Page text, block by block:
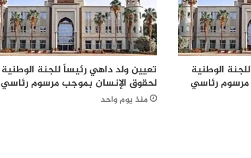
الوطنية
مرسوم رئاسي
تعيين ولد داهي رئيساً للجنة الوطنية
لحقوق الإنسان بموجب مرسوم رئاسي
منذ يوم واحد